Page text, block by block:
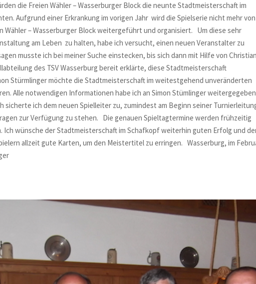
die Freien Wähler – Wasserburger Block die neunte Stadtmeisterschaft im
Aufgrund einer Erkrankung im vorigen Jahr wird die Spielserie nicht mehr von
Wähler – Wasserburger Block weitergeführt und organisiert. Um diese sehr
am Leben zu halten, habe ich versucht, einen neuen Veranstalter zu
musste ich bei meiner Suche einstecken, bis sich dann mit Hilfe von Christian
des TSV Wasserburg bereit erklärte, diese Stadtmeisterschaft
Stürmlinger möchte die Stadtmeisterschaft im weitestgehend unveränderten
Alle notwendigen Informationen habe ich an Simon Stümlinger
sicherte ich dem neuen Spielleiter zu, zumindest am Beginn seiner
zur Verfügung zu stehen. Die genauen Spieltagtermine werden frühzeitig
Ich wünsche der Stadtmeisterschaft im Schafkopf weiterhin guten Erfolg und
allzeit gute Karten, um den Meistertitel zu erringen. Wasserburg, im